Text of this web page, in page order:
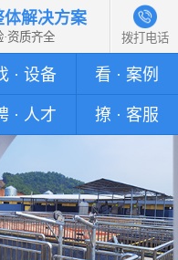
解决方案
资质齐全 拨打电话
· 设备 看 · 案例
· 人才 撩 · 客服